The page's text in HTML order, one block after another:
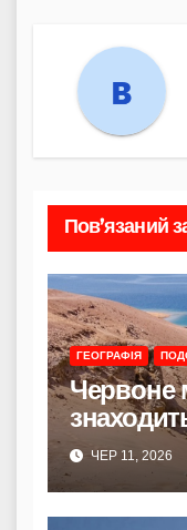
Пов’язаний
ГЕОГРАФІЯ
Червоне
таємниці
ЧЕР 11, 2026